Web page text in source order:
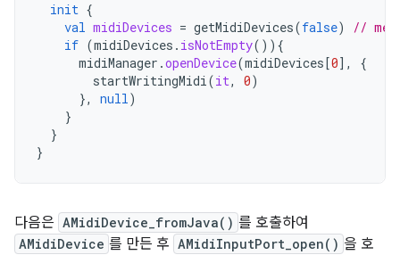
init {
val midiDevices = getMidiDevices(false)
//
if (midiDevices . isNotEmpty()){
midiManager .openDevice(midiDevices [0] ,
{
startWritingMidi(it, 0)
},
null)
}
}
}
다음은 AMidiDevice_fromJava() 를 호출하여
AMidiDevice 를 만든 후 AMidiInputPort_open() 을 호